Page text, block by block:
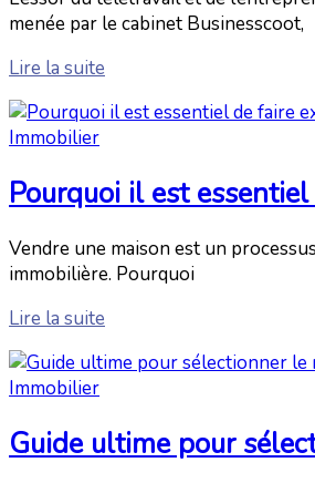
menée par le cabinet Businesscoot,
Lire la suite
Immobilier
Pourquoi il est
Vendre une maison est un
immobilière. Pourquoi
Lire la suite
Immobilier
Guide ultime pour